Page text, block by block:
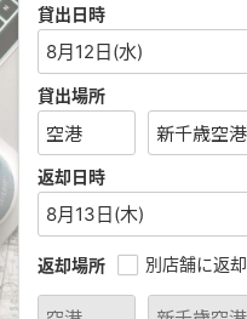
貸出日時
8月12日(水)
貸出場所
返却日時
8月13日(木)
返却場所 別店舗に返却